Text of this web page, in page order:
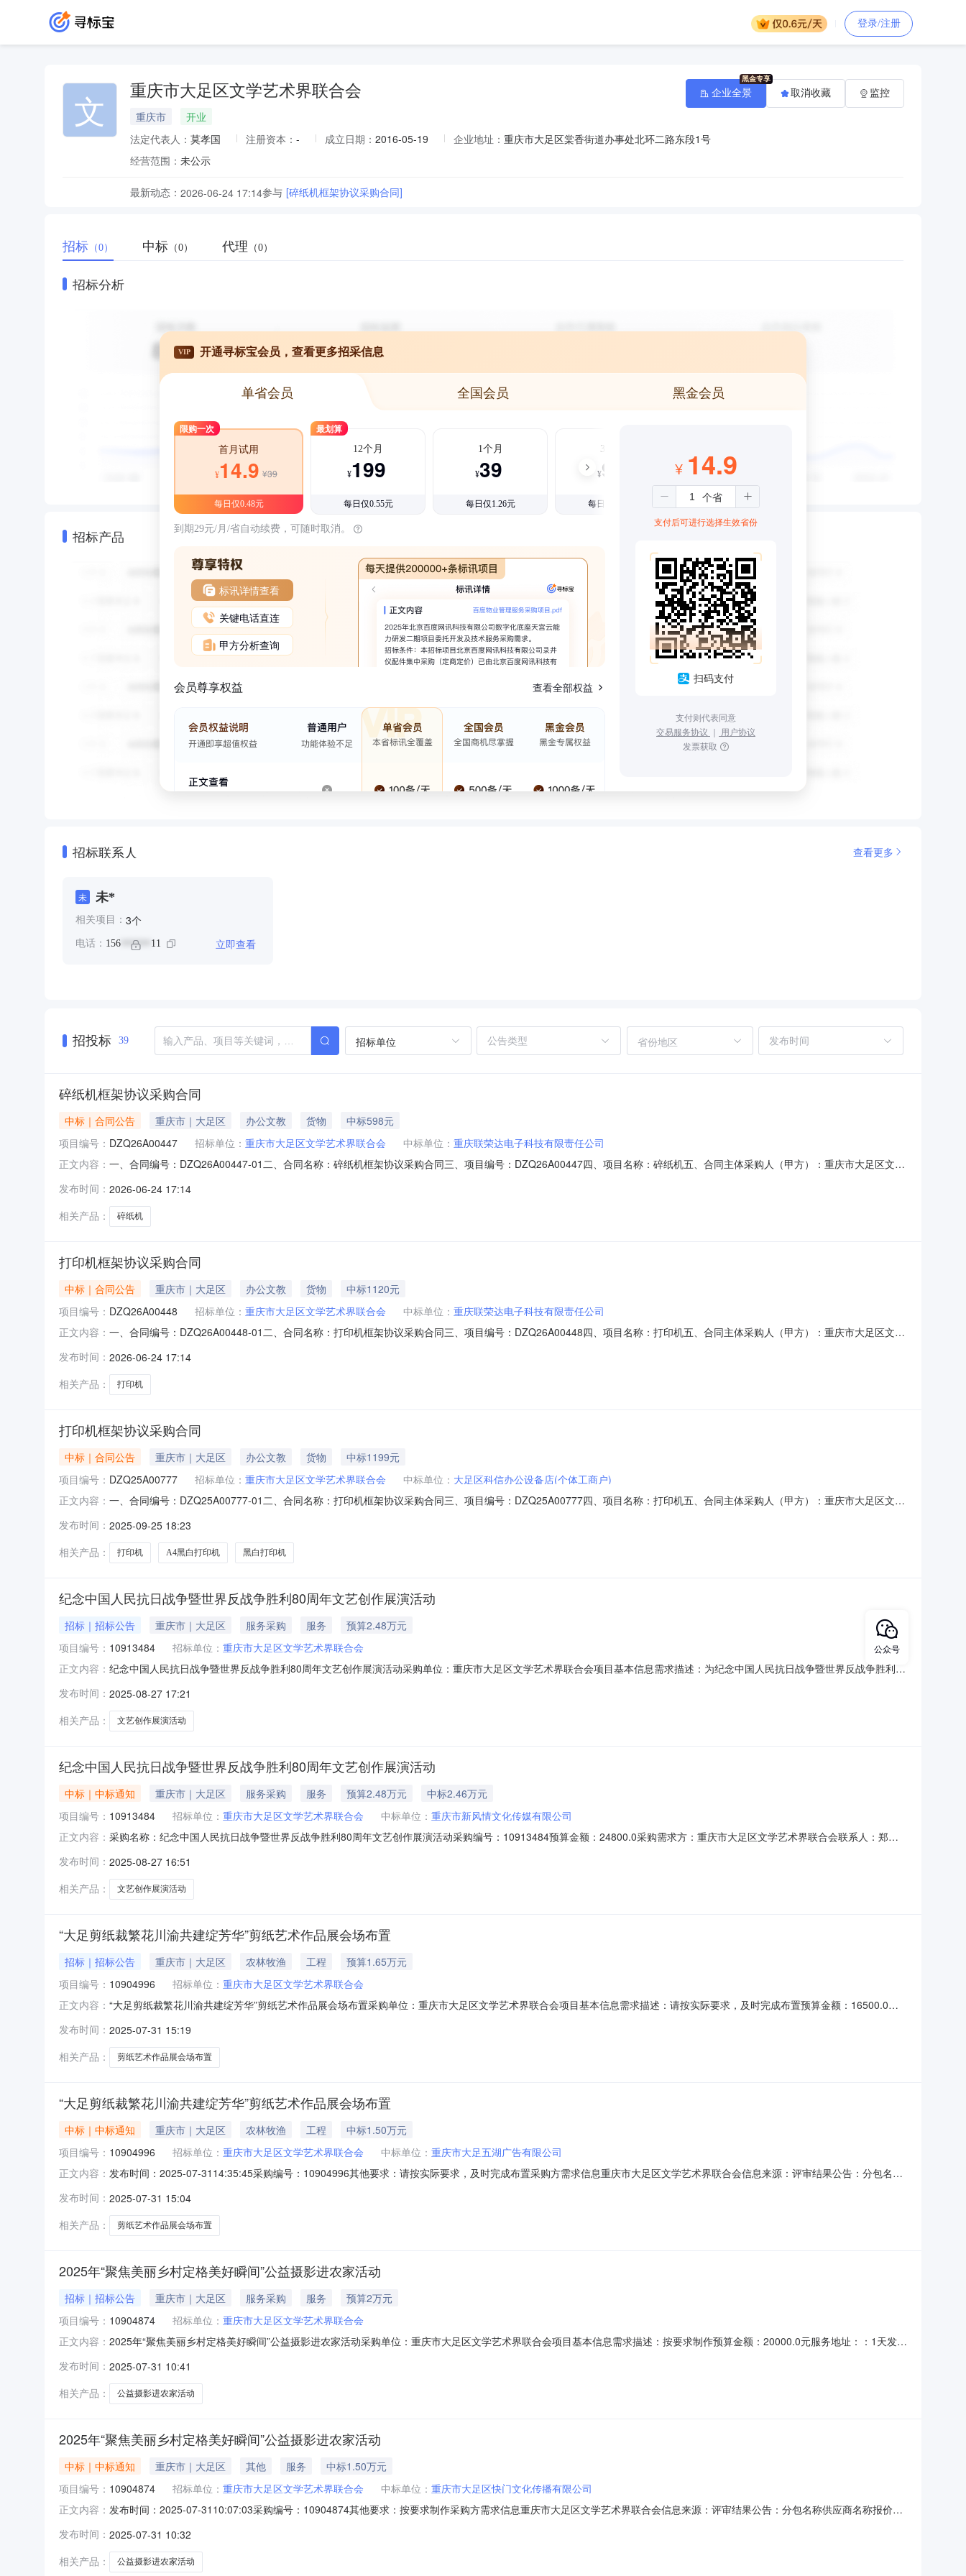
登录/注册
文 重庆市大足区文学艺术界联合会
重庆市
开业
法定代表人： 莫孝国 注册资本： - 成立日期： 2016-05-19 企业地址： 重庆市大足区棠香街道办事处北环二路东段1号
经营范围： 未公示
最新动态： 2026-06-24 17:14参与 [碎纸机框架协议采购合同]
企业全景 取消收藏 监控
招标 （0） 中标 （0） 代理 （0）
招标分析
招标产品
VIP 开通寻标宝会员，查看更多招采信息
单省会员 全国会员 黑金会员
限购一次
首月试用
¥14.9 ¥39
每日仅0.48元
最划算
12个月
¥199
每日仅0.55元
1个月
¥39
每日仅1.26元
3个月
¥99
每日仅1.08元
到期29元/月/省自动续费，可随时取消。
标讯详情查看
关键电话直连
甲方分析查询
会员尊享权益 查看全部权益
¥ 14.9
支付后可进行选择生效省份
扫码支付
支付则代表同意
交易服务协议 ｜ 用户协议
发票获取
招标联系人 查看更多
未 未*
相关项目： 3个
电话： 156 ****** 11 立即查看
招投标 39 招标单位 省份地区
碎纸机框架协议采购合同
中标｜合同公告 重庆市｜大足区 办公文教 货物
中标598元
项目编号： DZQ26A00447 招标单位： 重庆市大足区文学艺术界联合会 中标单位： 重庆联荣达电子科技有限责任公司
正文内容： 一、合同编号：DZQ26A00447-01二、合同名称：碎纸机框架协议采购合同三、项目编号：DZQ26A00447四、项目名称：碎纸机五、合同主体采购人（甲方）：重庆市大足区文学
区棠香街道海棠路115号联系方式：15023307748六、合同主要信息主要标的名称：科密（comet）规格型号（或服务要求）：科密（comet）（C-825）碎纸机主要标
发布时间： 2026-06-24 17:14
相关产品：
碎纸机
打印机框架协议采购合同
中标｜合同公告 重庆市｜大足区 办公文教 货物
中标1120元
项目编号： DZQ26A00448 招标单位： 重庆市大足区文学艺术界联合会 中标单位： 重庆联荣达电子科技有限责任公司
正文内容： 一、合同编号：DZQ26A00448-01二、合同名称：打印机框架协议采购合同三、项目编号：DZQ26A00448四、项目名称：打印机五、合同主体采购人（甲方）：重庆市大足区文学
区棠香街道海棠路115号联系方式：15023307748六、合同主要信息主要标的名称：佳能（Canon）规格型号（或服务要求）：佳能（Canon）LBP6018L+A4黑白
发布时间： 2026-06-24 17:14
相关产品：
打印机
打印机框架协议采购合同
中标｜合同公告 重庆市｜大足区 办公文教 货物
中标1199元
项目编号： DZQ25A00777 招标单位： 重庆市大足区文学艺术界联合会 中标单位： 大足区科信办公设备店(个体工商户)
正文内容： 一、合同编号：DZQ25A00777-01二、合同名称：打印机框架协议采购合同三、项目编号：DZQ25A00777四、项目名称：打印机五、合同主体采购人（甲方）：重庆市大足区文学
道海棠路125号联系方式：19923179569六、合同主要信息主要标的名称：联想（Lenovo）规格型号（
发布时间： 2025-09-25 18:23
相关产品：
打印机 A4黑白打印机 黑白打印机
纪念中国人民抗日战争暨世界反战争胜利80周年文艺创作展演活动
招标｜招标公告 重庆市｜大足区 服务采购 服务
预算2.48万元
项目编号： 10913484 招标单位： 重庆市大足区文学艺术界联合会
正文内容： 纪念中国人民抗日战争暨世界反战争胜利80周年文艺创作展演活动采购单位：重庆市大足区文学艺术界联合会项目基本信息需求描述：为纪念中国人民抗日战争暨世界反战争胜利80
中国人民抗日战争暨世界反战争胜利80周年文艺创作展演活动。要求活动内容符合主题，富有正能量，激发群众积极性。革命歌曲、原创歌曲及诗歌展演节目质量精良，书法、美术
作品展览展示生动。预算金额：24800
发布时间： 2025-08-27 17:21
相关产品：
文艺创作展演活动
纪念中国人民抗日战争暨世界反战争胜利80周年文艺创作展演活动
中标｜中标通知 重庆市｜大足区 服务采购 服务 预算2.48万元
中标2.46万元
项目编号： 10913484 招标单位： 重庆市大足区文学艺术界联合会 中标单位： 重庆市新风情文化传媒有限公司
正文内容： 采购名称：纪念中国人民抗日战争暨世界反战争胜利80周年文艺创作展演活动采购编号：10913484预算金额：24800.0采购需求方：重庆市大足区文学艺术界联合会联系人：郑学
动重庆市新风情文化传媒有限公司24600.024600.024600.00-成交2025-08-2716:26:49第1中选人信息来源：
发布时间： 2025-08-27 16:51
相关产品：
文艺创作展演活动
“大足剪纸裁繁花川渝共建绽芳华”剪纸艺术作品展会场布置
招标｜招标公告 重庆市｜大足区 农林牧渔 工程
预算1.65万元
项目编号： 10904996 招标单位： 重庆市大足区文学艺术界联合会
正文内容： “大足剪纸裁繁花川渝共建绽芳华”剪纸艺术作品展会场布置采购单位：重庆市大足区文学艺术界联合会项目基本信息需求描述：请按实际要求，及时完成布置预算金额：16500.0元
发布时间： 2025-07-31 15:19
相关产品：
剪纸艺术作品展会场布置
“大足剪纸裁繁花川渝共建绽芳华”剪纸艺术作品展会场布置
中标｜中标通知 重庆市｜大足区 农林牧渔 工程
中标1.50万元
项目编号： 10904996 招标单位： 重庆市大足区文学艺术界联合会 中标单位： 重庆市大足五湖广告有限公司
正文内容： 发布时间：2025-07-3114:35:45采购编号：10904996其他要求：请按实际要求，及时完成布置采购方需求信息重庆市大足区文学艺术界联合会信息来源：评审结果公告：分包名称
15000.015000.015000.00成交2025-07-3114:42:56已中选
发布时间： 2025-07-31 15:04
相关产品：
剪纸艺术作品展会场布置
2025年“聚焦美丽乡村定格美好瞬间”公益摄影进农家活动
招标｜招标公告 重庆市｜大足区 服务采购 服务
预算2万元
项目编号： 10904874 招标单位： 重庆市大足区文学艺术界联合会
正文内容： 2025年“聚焦美丽乡村定格美好瞬间”公益摄影进农家活动采购单位：重庆市大足区文学艺术界联合会项目基本信息需求描述：按要求制作预算金额：20000.0元服务地址：：1天发布
发布时间： 2025-07-31 10:41
相关产品：
公益摄影进农家活动
2025年“聚焦美丽乡村定格美好瞬间”公益摄影进农家活动
中标｜中标通知 重庆市｜大足区 其他 服务
中标1.50万元
项目编号： 10904874 招标单位： 重庆市大足区文学艺术界联合会 中标单位： 重庆市大足区快门文化传播有限公司
正文内容： 发布时间：2025-07-3110:07:03采购编号：10904874其他要求：按要求制作采购方需求信息重庆市大足区文学艺术界联合会信息来源：评审结果公告：分包名称供应商名称报价金
15000.015000.015000.00成交2025-07-3110:07:32已中选
发布时间： 2025-07-31 10:32
相关产品：
公益摄影进农家活动
公众号